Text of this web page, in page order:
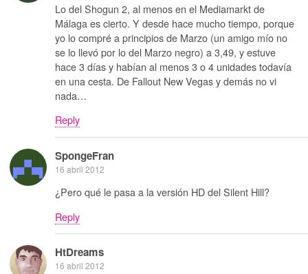
Lo del Shogun 2, al menos en el Mediamarkt de
Málaga es cierto. Y desde hace mucho tiempo, porque
yo lo compré a principios de Marzo (un amigo mío no
se lo llevó por lo del Marzo negro) a 3,49, y estuve
hace 3 días y habían al menos 3 o 4 unidades todavía
en una cesta. De Fallout New Vegas y demás no vi
nada…
Reply
SpongeFran
16 abril 2012
¿Pero qué le pasa a la versión HD del Silent Hill?
Reply
HtDreams
16 abril 2012